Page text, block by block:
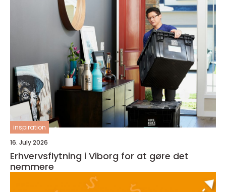
inspiration
16. July 2026
Erhvervsflytning i Viborg for at gøre det
nemmere